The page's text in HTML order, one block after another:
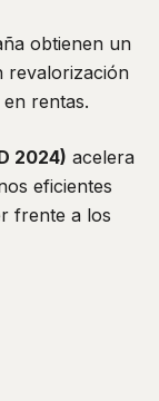
obtienen un
revalorización
rentas.
2024) acelera
eficientes
frente a los